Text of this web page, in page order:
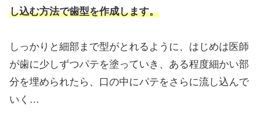
し込む方法で歯型を作成します。
しっかりと細部まで型がとれるように、はじめは医師
が歯に少しずつパテを塗っていき、ある程度細かい部
分を埋められたら、口の中にパテをさらに流し込んで
いく…